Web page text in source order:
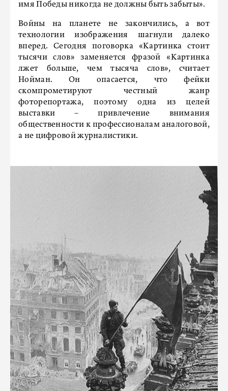
имя Победы никогда не должны быть забыты».
Войны на планете не закончились, а вот
технологии изображения шагнули далеко
вперед. Сегодня поговорка «Картинка стоит
тысячи слов» заменяется фразой «Картинка
лжет больше, чем тысяча слов», считает
Нойман. Он опасается, что фейки
скомпрометируют честный жанр
фоторепортажа, поэтому одна из целей
выставки – привлечение внимания
общественности к профессионалам аналоговой,
а не цифровой журналистики.